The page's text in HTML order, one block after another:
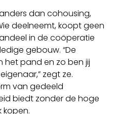
dan cohousing,
deelneemt, koopt geen
in de coöperatie
gebouw. “De
pand en zo ben jij
zegt ze.
van gedeeld
biedt zonder de hoge
kopen.